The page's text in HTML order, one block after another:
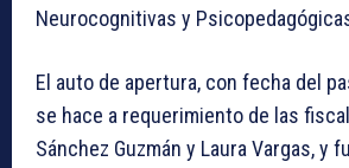
Neurocognitivas y
El auto de apertura, con fecha del
se hace a requerimiento de las
Sánchez Guzmán y Laura Vargas, y